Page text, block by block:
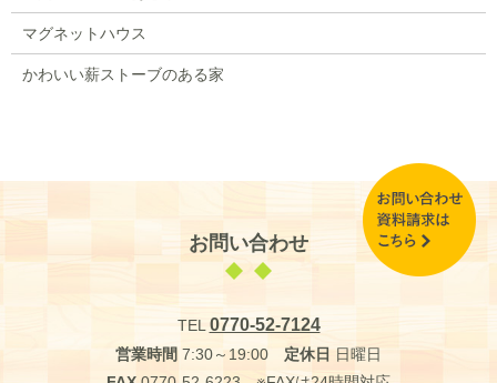
マグネットハウス
かわいい薪ストーブのある家
お問い合わせ
TEL0770-52-7124
営業時間 7:30～19:00 定休日 日曜日